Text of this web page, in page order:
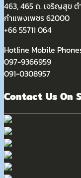
463, 465 ถ. เจริญสุข ต
กำแพงเพชร 62000
+66 55711 064
Hotline Mobile
097-9366959
091-0308957
Contact Us On